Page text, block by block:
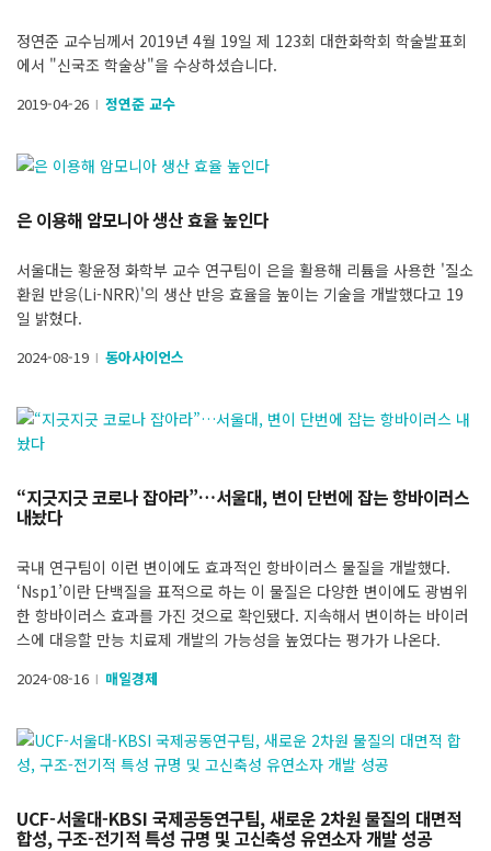
정연준 교수님께서 2019년 4월 19일 제 123회 대한화학회 학술발표회
에서 "신국조 학술상"을 수상하셨습니다.
2019-04-26 l 정연준 교수
은 이용해 암모니아 생산 효율 높인다
서울대는 황윤정 화학부 교수 연구팀이 은을 활용해 리튬을 사용한 '질소
환원 반응(Li-NRR)'의 생산 반응 효율을 높이는 기술을 개발했다고 19
일 밝혔다.
2024-08-19 l 동아사이언스
“지긋지긋 코로나 잡아라”…서울대, 변이 단번에 잡는 항바이러스
내놨다
국내 연구팀이 이런 변이에도 효과적인 항바이러스 물질을 개발했다.
‘Nsp1’이란 단백질을 표적으로 하는 이 물질은 다양한 변이에도 광범위
한 항바이러스 효과를 가진 것으로 확인됐다. 지속해서 변이하는 바이러
스에 대응할 만능 치료제 개발의 가능성을 높였다는 평가가 나온다.
2024-08-16 l 매일경제
UCF-서울대-KBSI 국제공동연구팀, 새로운 2차원 물질의 대면적
합성, 구조-전기적 특성 규명 및 고신축성 유연소자 개발 성공